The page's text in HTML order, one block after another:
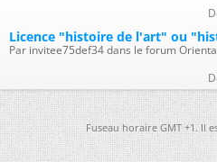
Licence "histoire de l'art" ou
Par invitee75def34 dans le forum
Fuseau horaire GMT +1. Il